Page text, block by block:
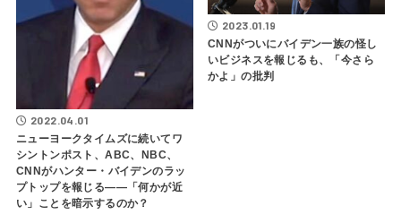
2022.04.01
ニューヨークタイムズに続いてワ
シントンポスト、ABC、NBC、
CNNがハンター・バイデンのラッ
プトップを報じる――「何かが近
い」ことを暗示するのか？
2023.01.19
CNNがついにバイデン一族の怪し
いビジネスを報じるも、「今さら
かよ」の批判